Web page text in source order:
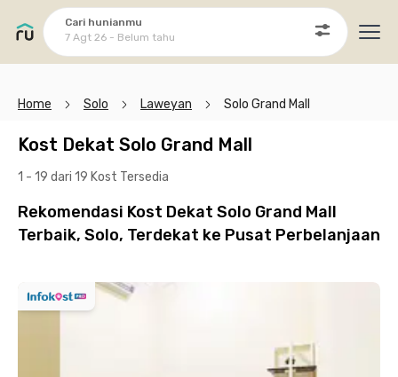
Cari hunianmu
7 Agt 26 - Belum tahu
Home Solo Laweyan Solo Grand Mall
Kost Dekat Solo Grand Mall
1 - 19 dari 19 Kost Tersedia
Rekomendasi Kost Dekat Solo Grand Mall
Terbaik, Solo, Terdekat ke Pusat Perbelanjaan